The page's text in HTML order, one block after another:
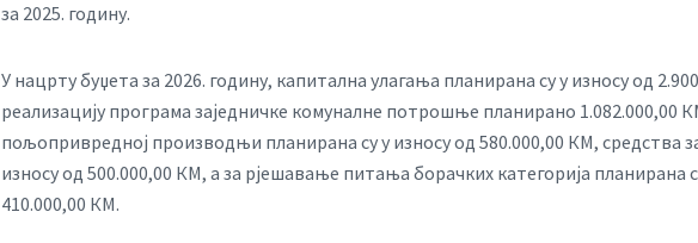
за 2025. годину.
У нацрту буџета за 2026. годину, капитална улагања планирана су у износу од
реализацију програма заједничке комуналне потрошње планирано 1.082.000,00
пољопривредној производњи планирана су у износу од 580.000,00 КМ, средства
износу од 500.000,00 КМ, а за рјешавање питања борачких категорија планирана
410.000,00 КМ.